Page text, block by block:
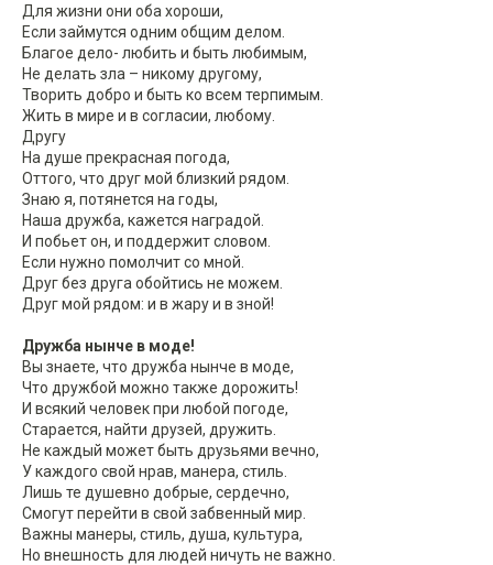
Для жизни они оба хороши,
Если займутся одним общим делом.
Благое дело- любить и быть любимым,
Не делать зла – никому другому,
Творить добро и быть ко всем терпимым.
Жить в мире и в согласии, любому.
Другу
На душе прекрасная погода,
Оттого, что друг мой близкий рядом.
Знаю я, потянется на годы,
Наша дружба, кажется наградой.
И побьет он, и поддержит словом.
Если нужно помолчит со мной.
Друг без друга обойтись не можем.
Друг мой рядом: и в жару и в зной!
Дружба нынче в моде!
Вы знаете, что дружба нынче в моде,
Что дружбой можно также дорожить!
И всякий человек при любой погоде,
Старается, найти друзей, дружить.
Не каждый может быть друзьями вечно,
У каждого свой нрав, манера, стиль.
Лишь те душевно добрые, сердечно,
Смогут перейти в свой забвенный мир.
Важны манеры, стиль, душа, культура,
Но внешность для людей ничуть не важно.